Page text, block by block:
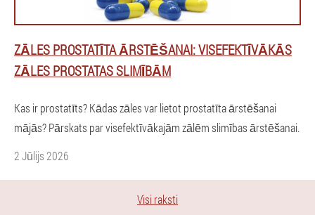
ZĀLES PROSTATĪTA ĀRSTĒŠANAI: VISEFEKTĪVĀKĀS
ZĀLES PROSTATAS SLIMĪBĀM
Kas ir prostatīts? Kādas zāles var lietot prostatīta ārstēšanai
mājās? Pārskats par visefektīvākajām zālēm slimības ārstēšanai.
2 Jūlijs 2026
Visi raksti